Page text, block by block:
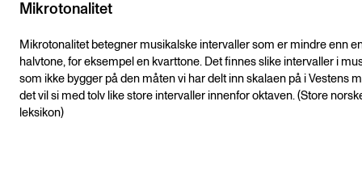
Mikrotonalitet
Mikrotonalitet betegner musikalske intervaller som er mindre enn
halvtone, for eksempel en kvarttone. Det finnes slike intervaller i
som ikke bygger på den måten vi har delt inn skalaen på i Vestens
det vil si med tolv like store intervaller innenfor oktaven. (Store
leksikon)